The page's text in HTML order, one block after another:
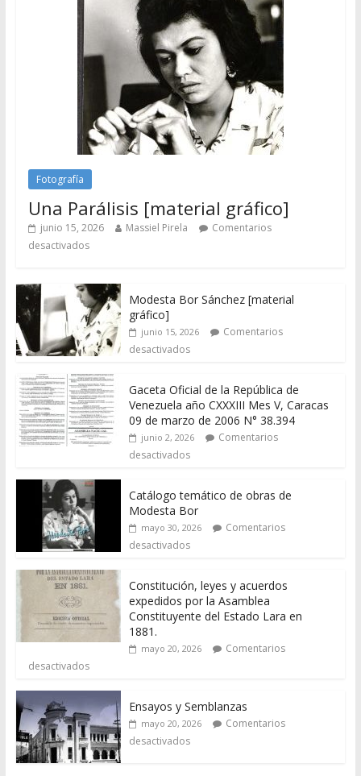
Fotografía
Una Parálisis [material gráfico]
junio 15, 2026 Massiel Pirela
Comentarios
desactivados
Modesta Bor Sánchez [material
gráfico]
junio 15, 2026
Comentarios
desactivados
Gaceta Oficial de la República de
Venezuela año CXXXIII Mes V, Caracas
09 de marzo de 2006 N° 38.394
junio 2, 2026
Comentarios
desactivados
Catálogo temático de obras de
Modesta Bor
mayo 30, 2026
Comentarios
desactivados
Constitución, leyes y acuerdos
expedidos por la Asamblea
Constituyente del Estado Lara en
1881.
mayo 20, 2026
Comentarios
desactivados
Ensayos y Semblanzas
mayo 20, 2026
Comentarios
desactivados